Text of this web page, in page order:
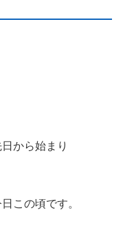
から始まり
この頃です。